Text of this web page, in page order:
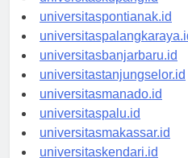
universitaskupang.id
universitaspontianak.id
universitaspalangkaraya.id
universitasbanjarbaru.id
universitastanjungselor.id
universitasmanado.id
universitaspalu.id
universitasmakassar.id